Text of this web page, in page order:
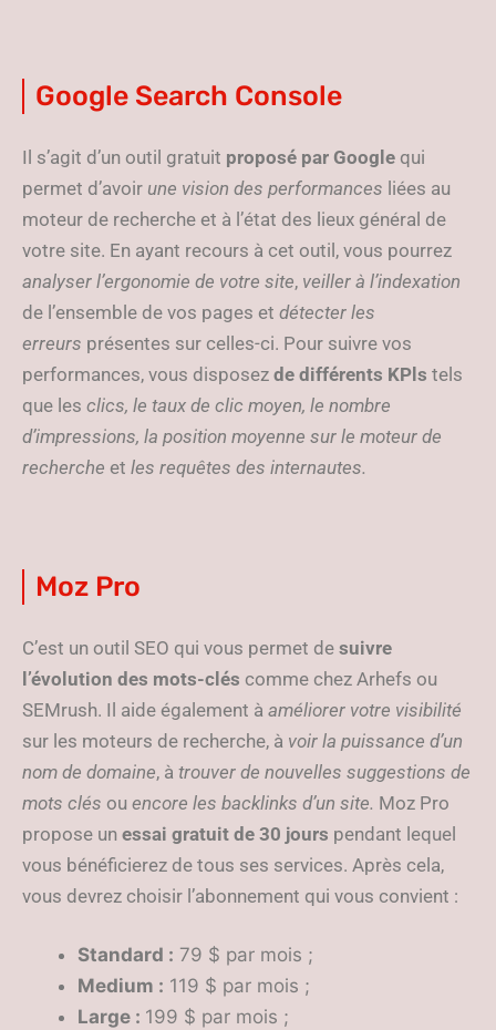
Google Search Console
Il s’agit d’un outil gratuit proposé par Google qui
permet d’avoir une vision des performances liées au
moteur de recherche et à l’état des lieux général de
votre site. En ayant recours à cet outil, vous pourrez
analyser l’ergonomie de votre site, veiller à l’indexation
de l’ensemble de vos pages et détecter les
erreurs présentes sur celles-ci. Pour suivre vos
performances, vous disposez de différents KPls tels
que les clics, le taux de clic moyen, le nombre
d’impressions, la position moyenne sur le moteur de
recherche et les requêtes des internautes.
Moz Pro
C’est un outil SEO qui vous permet de suivre
l’évolution des mots-clés comme chez Arhefs ou
SEMrush. Il aide également à améliorer votre visibilité
sur les moteurs de recherche, à voir la puissance d’un
nom de domaine, à trouver de nouvelles suggestions de
mots clés ou encore les backlinks d’un site. Moz Pro
propose un essai gratuit de 30 jours pendant lequel
vous bénéficierez de tous ses services. Après cela,
vous devrez choisir l’abonnement qui vous convient :
Standard : 79 $ par mois ;
Medium : 119 $ par mois ;
Large : 199 $ par mois ;